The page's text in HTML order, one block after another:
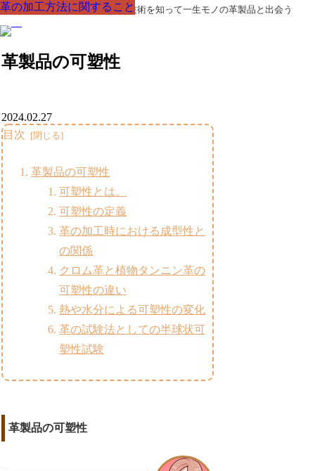
革製品の部品の呼び名・素材・技術を知って一生モノの革製品と出会う
革製品の可塑性
革の加工方法に関すること
2024.02.27
目次
革製品の可塑性
可塑性とは。
可塑性の定義
革の加工時における成型性と
の関係
クロム革と植物タンニン革の
可塑性の違い
熱や水分による可塑性の変化
革の試験法としての半球状可
塑性試験
革製品の可塑性
革の加工方法に関すること
革の加工方法に関すること
革の加工方法に関すること
革の加工方法に関すること
革の加工方法に関すること
革の加工方法に関すること